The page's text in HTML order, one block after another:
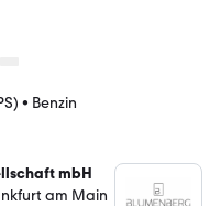
• Benzin
mbH
am Main